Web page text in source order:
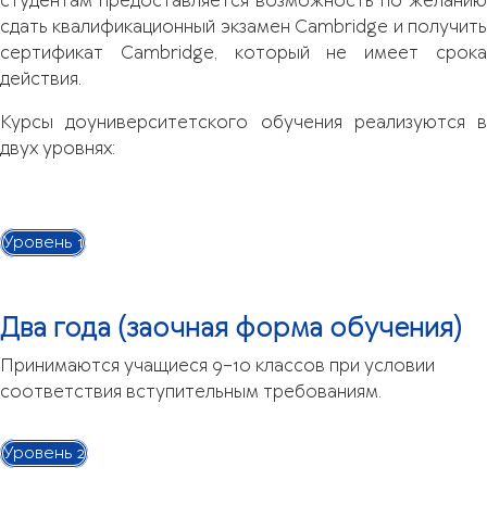
сдать квалификационный экзамен Cambridge и получить
сертификат Cambridge, который не имеет срока
действия.
Курсы доуниверситетского обучения реализуются в
двух уровнях:
Уровень 1
Два года (заочная форма обучения)
Принимаются учащиеся 9–10 классов при условии
соответствия вступительным требованиям.
Уровень 2